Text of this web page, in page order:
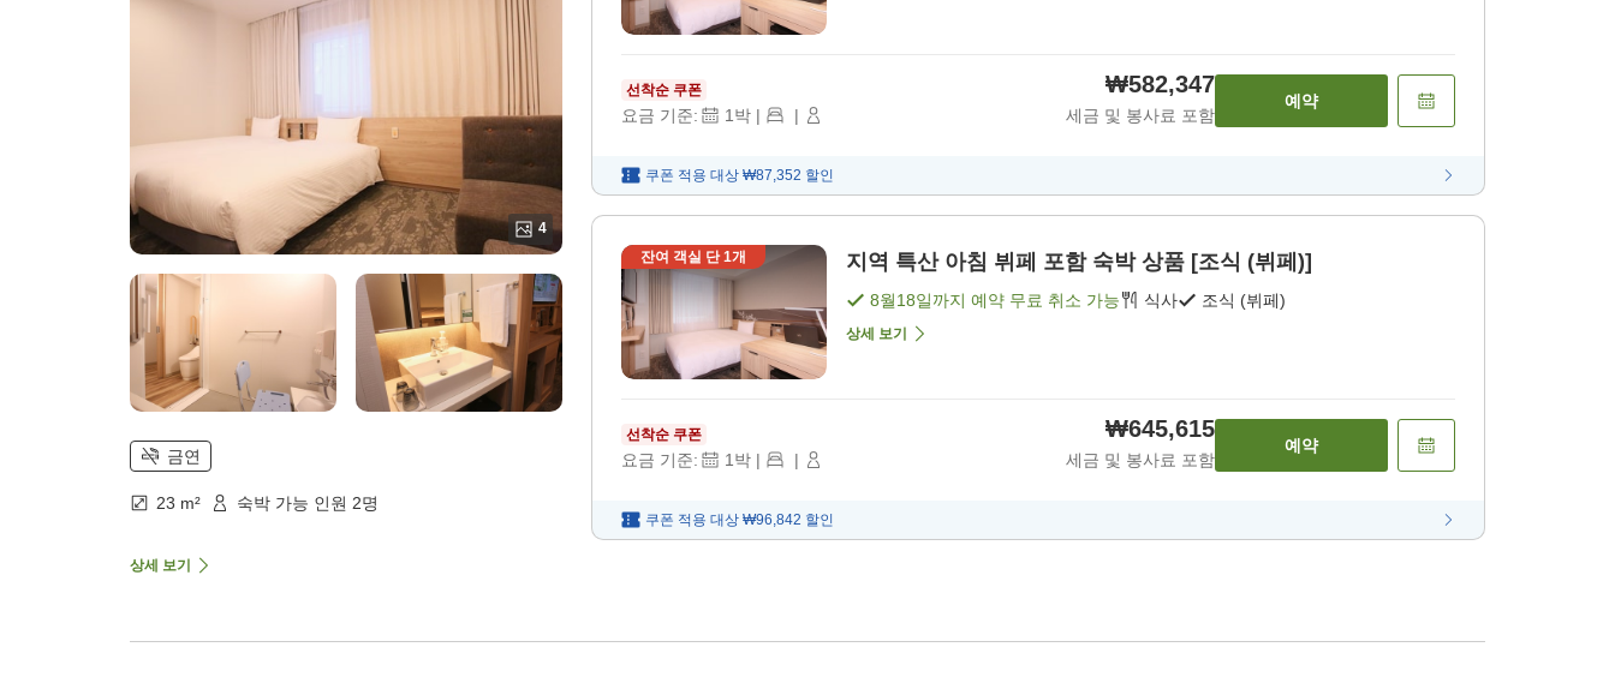
4
금연
23 m² 숙박 가능 인원 2명
상세 보기
선착순 쿠폰
요금 기준: 1 박 | |
₩582,347
세금 및 봉사료 포함
예약
쿠폰 적용 대상 ₩87,352 할인
잔여 객실 단1개 지역 특산 아침 뷔페 포함 숙박 상품 [조식 (뷔페)]
8월18일까지 예약 무료 취소 가능 식사 조식 (뷔페)
상세 보기
선착순 쿠폰
요금 기준: 1 박 | |
₩645,615
세금 및 봉사료 포함
예약
쿠폰 적용 대상 ₩96,842 할인